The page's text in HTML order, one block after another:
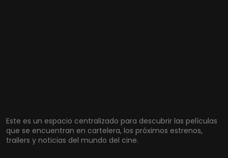
Este es un espacio centralizado para descubrir las películas
que se encuentran en cartelera, los próximos estrenos,
trailers y noticias del mundo del cine.